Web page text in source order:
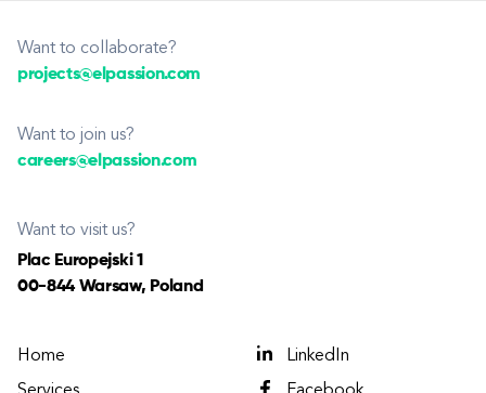
Want to collaborate?
projects@elpassion.com
Want to join us?
careers@elpassion.com
Want to visit us?
Plac Europejski 1
00-844 Warsaw, Poland
Home
LinkedIn